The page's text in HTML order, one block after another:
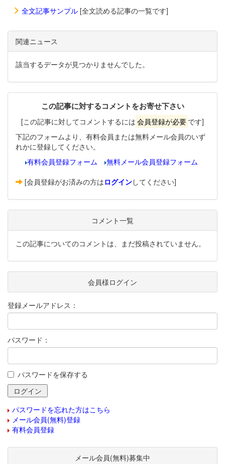
全文記事サンプル [全文読める記事の一覧です]
関連ニュース
該当するデータが見つかりませんでした。
この記事に対するコメントをお寄せ下さい
[この記事に対してコメントするには 会員登録が必要 です]
下記のフォームより、有料会員または無料メール会員のいず
れかに登録してください。
有料会員登録フォーム
無料メール会員登録フォーム
[会員登録がお済みの方はログインしてください]
コメント一覧
この記事についてのコメントは、まだ投稿されていません。
会員様ログイン
登録メールアドレス：
パスワード：
パスワードを保存する
パスワードを忘れた方はこちら
メール会員(無料)登録
有料会員登録
メール会員(無料)募集中